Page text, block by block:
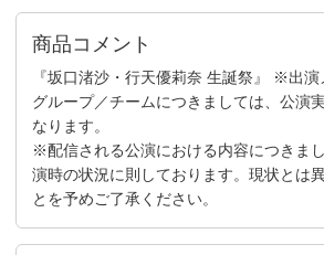
商品コメント
『坂口渚沙・行天優莉奈 生誕祭』 ※出
グループ／チームにつきましては、公演
なります。
※配信される公演における内容につきま
演時の状況に則しております。現状とは
とを予めご了承ください。